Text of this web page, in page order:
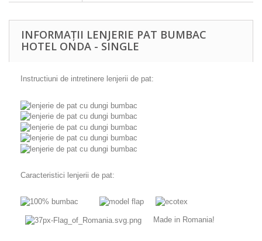
INFORMAȚII LENJERIE PAT BUMBAC
HOTEL ONDA - SINGLE
Instructiuni de intretinere lenjerii de pat:
Caracteristici lenjerii de pat:
Made in Romania!